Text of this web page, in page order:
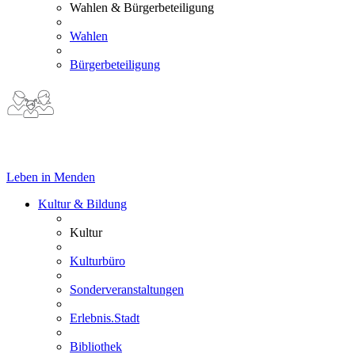
Wahlen & Bürgerbeteiligung
Wahlen
Bürgerbeteiligung
Leben in Menden
Kultur & Bildung
Kultur
Kulturbüro
Sonderveranstaltungen
Erlebnis.Stadt
Bibliothek